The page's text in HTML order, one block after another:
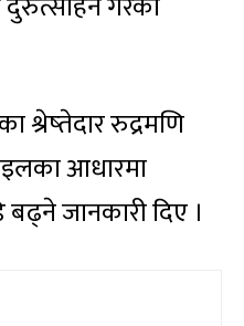
श्रेष्तेदार रुद्रमणि
आधारमा
जानकारी दिए ।